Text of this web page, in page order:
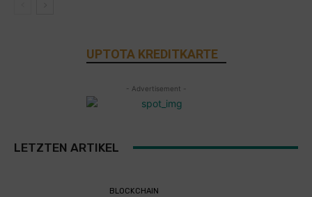
UPTOTA KREDITKARTE
- Advertisement -
LETZTEN ARTIKEL
BLOCKCHAIN